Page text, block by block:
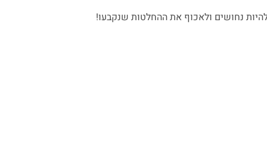
נחושים ולאכוף את ההחלטות שנקבעו!